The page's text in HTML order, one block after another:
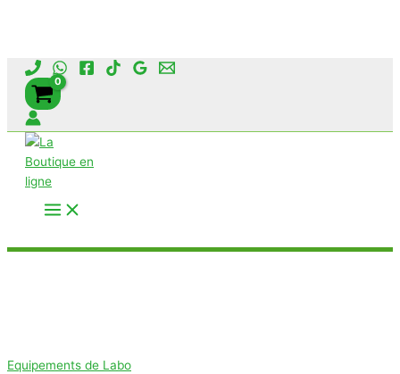
Aller
contenu
Equipements de Labo